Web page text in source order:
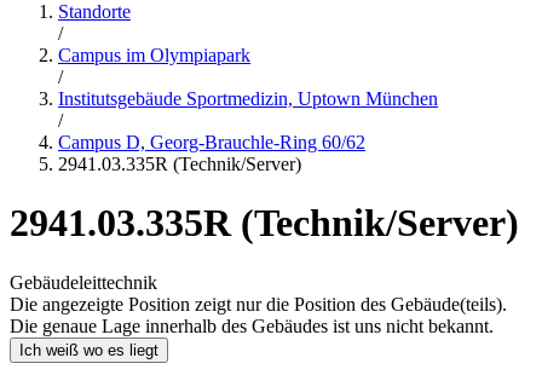
Standorte
/
Campus im Olympiapark
/
Institutsgebäude Sportmedizin, Uptown München
/
Campus D, Georg-Brauchle-Ring 60/62
2941.03.335R (Technik/Server)
2941.03.335R (Technik/Server)
Gebäudeleittechnik
Die angezeigte Position zeigt nur die Position des Gebäude(teils).
Die genaue Lage innerhalb des Gebäudes ist uns nicht bekannt.
Ich weiß wo es liegt